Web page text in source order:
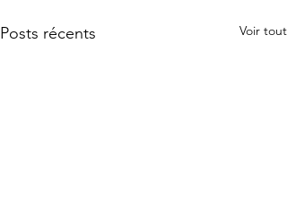
Posts récents Voir tout